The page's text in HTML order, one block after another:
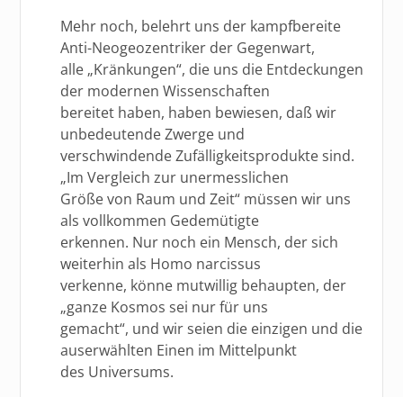
Mehr noch, belehrt uns der kampfbereite
Anti-Neogeozentriker der Gegenwart,
alle „Kränkungen“, die uns die Entdeckungen
der modernen Wissenschaften
bereitet haben, haben bewiesen, daß wir
unbedeutende Zwerge und
verschwindende Zufälligkeitsprodukte sind.
„Im Vergleich zur unermesslichen
Größe von Raum und Zeit“ müssen wir uns
als vollkommen Gedemütigte
erkennen. Nur noch ein Mensch, der sich
weiterhin als Homo narcissus
verkenne, könne mutwillig behaupten, der
„ganze Kosmos sei nur für uns
gemacht“, und wir seien die einzigen und die
auserwählten Einen im Mittelpunkt
des Universums.